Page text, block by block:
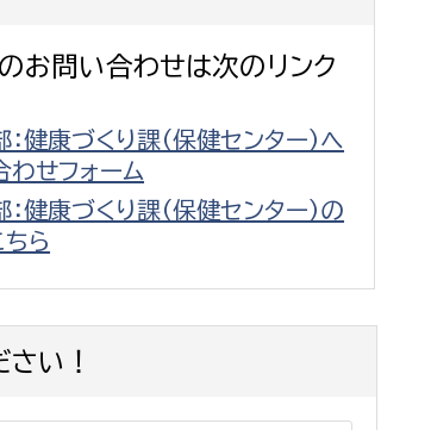
お問い合わせは次のリンク
健康づくり課（保健センター）へ
わせフォーム
健康づくり課（保健センター）の
ら
い！